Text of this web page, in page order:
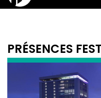
PRÉSENCES